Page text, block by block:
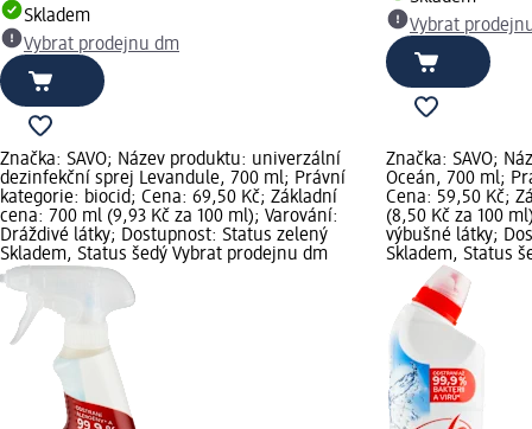
Skladem
Vybrat prodejnu dm
Vybrat
Značka: SAVO; Název produktu: univerzální
dezinfekční sprej Levandule, 700 ml; Právní
kategorie: biocid; Cena: 69,50 Kč; Základní
cena: 700 ml (9,93 Kč za 100 ml); Varování:
Dráždivé látky; Dostupnost: Status zelený
Skladem, Status šedý Vybrat prodejnu dm
Značka: SAVO;
Oceán, 700 ml;
Cena: 59,50 Kč;
(8,50 Kč za 100
výbušné látky;
Skladem, Status